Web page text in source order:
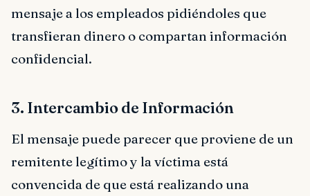
mensaje a los empleados pidiéndoles que
transfieran dinero o compartan información
confidencial.
3. Intercambio de Información
El mensaje puede parecer que proviene de un
remitente legítimo y la víctima está
convencida de que está realizando una